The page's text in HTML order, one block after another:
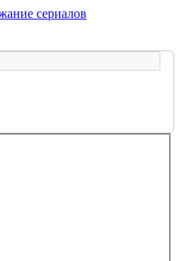
сериалов